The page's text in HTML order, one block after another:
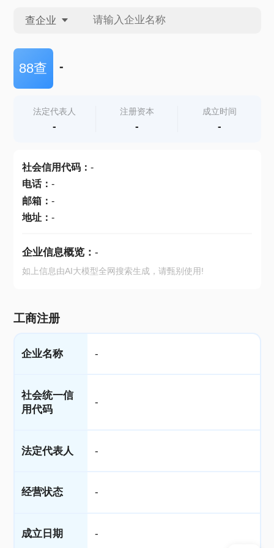
查企业
查企业
查产地
88查 -
法定代表人
-
注册资本
-
成立时间
-
社会信用代码： -
电话： -
邮箱： -
地址： -
企业信息概览： -
如上信息由AI大模型全网搜索生成，请甄别使用!
工商注册
企业名称 -
社会统一信
用代码
-
法定代表人 -
经营状态 -
成立日期 -